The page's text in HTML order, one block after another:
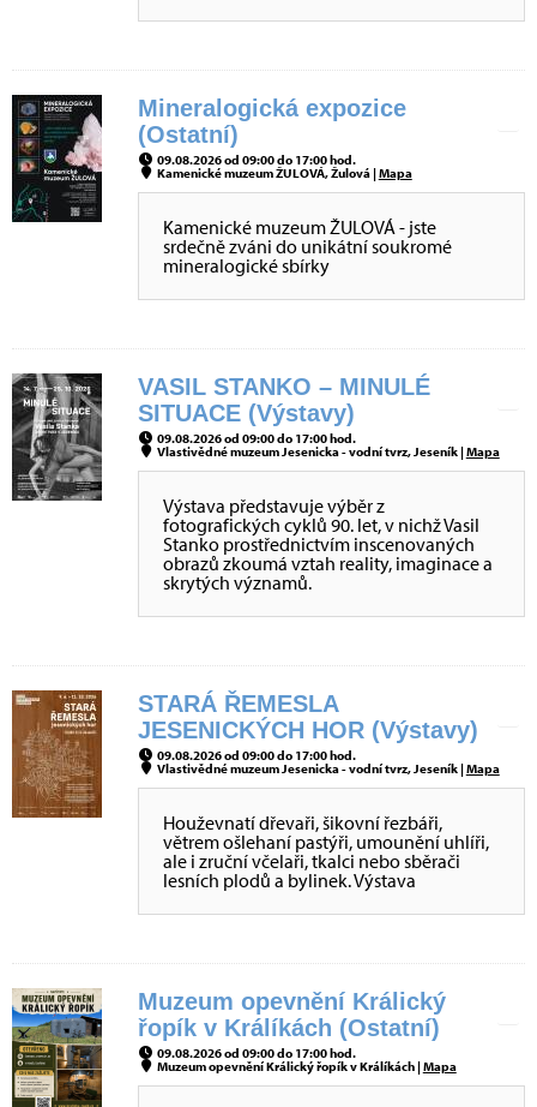
Mineralogická expozice
(Ostatní)
09.08.2026 od 09:00 do 17:00 hod.
Kamenické muzeum ŽULOVÁ, Žulová |Mapa
Kamenické muzeum ŽULOVÁ - jste
srdečně zváni do unikátní soukromé
mineralogické sbírky
VASIL STANKO – MINULÉ
SITUACE (Výstavy)
09.08.2026 od 09:00 do 17:00 hod.
Vlastivědné muzeum Jesenicka - vodní tvrz, Jeseník |Mapa
Výstava představuje výběr z
fotografických cyklů 90. let, v nichž Vasil
Stanko prostřednictvím inscenovaných
obrazů zkoumá vztah reality, imaginace a
skrytých významů.
STARÁ ŘEMESLA
JESENICKÝCH HOR (Výstavy)
09.08.2026 od 09:00 do 17:00 hod.
Vlastivědné muzeum Jesenicka - vodní tvrz, Jeseník |Mapa
Houževnatí dřevaři, šikovní řezbáři,
větrem ošlehaní pastýři, umounění uhlíři,
ale i zruční včelaři, tkalci nebo sběrači
lesních plodů a bylinek. Výstava
Muzeum opevnění Králický
řopík v Králíkách (Ostatní)
09.08.2026 od 09:00 do 17:00 hod.
Muzeum opevnění Králický řopík v Králíkách |Mapa